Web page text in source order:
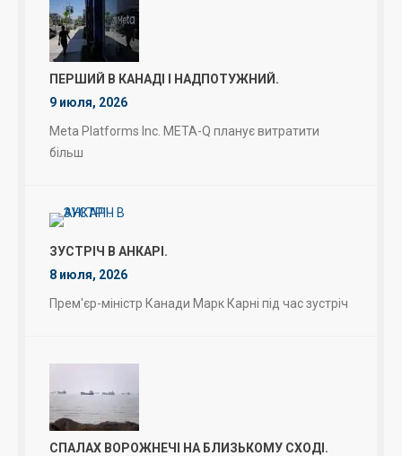
ПЕРШИЙ В КАНАДІ І НАДПОТУЖНИЙ.
9 июля, 2026
Meta Platforms Inc. META-Q планує витратити
більш
ЗУСТРІЧ В АНКАРІ.
8 июля, 2026
Прем'єр-міністр Канади Марк Карні під час зустріч
СПАЛАХ ВОРОЖНЕЧІ НА БЛИЗЬКОМУ СХОДІ.